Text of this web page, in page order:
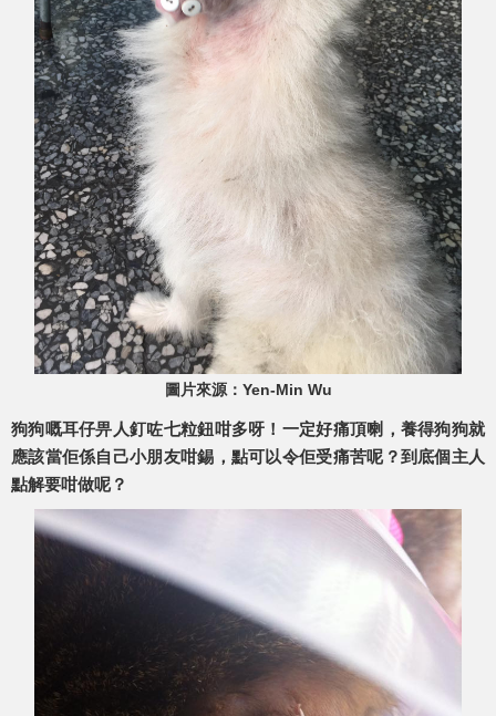
圖片來源：Yen-Min Wu
狗狗嘅耳仔畀人釘咗七粒鈕咁多呀！一定好痛頂喇，養得狗狗就
應該當佢係自己小朋友咁錫，點可以令佢受痛苦呢？到底個主人
點解要咁做呢？